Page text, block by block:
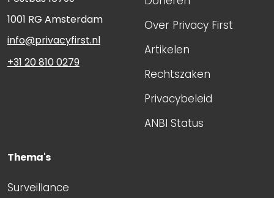
1001 RG Amsterdam
info@privacyfirst.nl
+31 20 810 0279
Over Privacy First
Artikelen
Rechtszaken
Privacybeleid
ANBI Status
Thema's
Surveillance